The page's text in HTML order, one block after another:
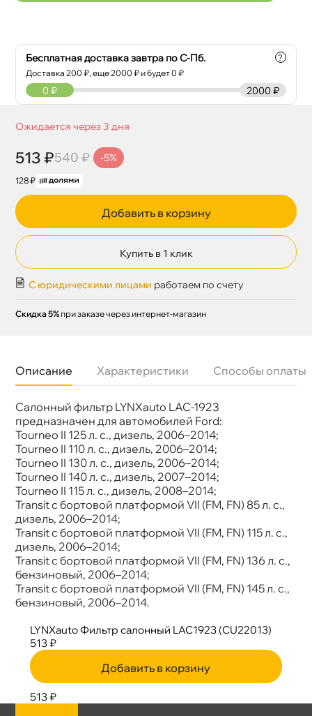
Бесплатная доставка завтра по С-Пб.
Доставка200 ₽, еще2000 ₽ и будет 0 ₽
?
2000 ₽
0 ₽
Ожидается через 3 дня
513 ₽540 ₽ -5%
128 ₽
Добавить в корзину
Купить в 1 клик
С юридическими лицами работаем по счету
Скидка 5% при заказе через интернет-магазин
Описание Характеристики Способы оплаты
Салонный фильтр LYNXauto LAC-1923
предназначен для автомобилей Ford:
Tourneo II 125 л. с., дизель, 2006–2014;
Tourneo II 110 л. с., дизель, 2006–2014;
Tourneo II 130 л. с., дизель, 2006–2014;
Tourneo II 140 л. с., дизель, 2007–2014;
Tourneo II 115 л. с., дизель, 2008–2014;
Transit c бортовой платформой VII (FM, FN) 85 л. с.,
дизель, 2006–2014;
Transit c бортовой платформой VII (FM, FN) 115 л. с.,
дизель, 2006–2014;
Transit c бортовой платформой VII (FM, FN) 136 л. с.,
ензиновый, 2006–2014;
Transit c бортовой платформой VII (FM, FN) 145 л. с.,
ензиновый, 2006–2014.
Бренд
LYNX
LYNXauto Фильтр салонный LAC1923 (CU22013)
513 ₽
Добавить в корзину
513 ₽